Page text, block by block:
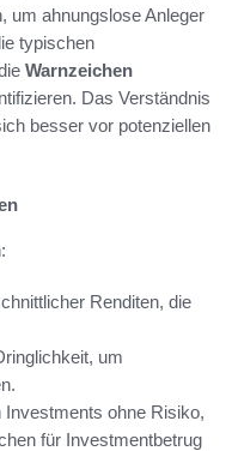
um ahnungslose Anleger
typischen
Warnzeichen
Das Verständnis
besser vor potenziellen
Renditen, die
um
ohne Risiko,
für Investmentbetrug